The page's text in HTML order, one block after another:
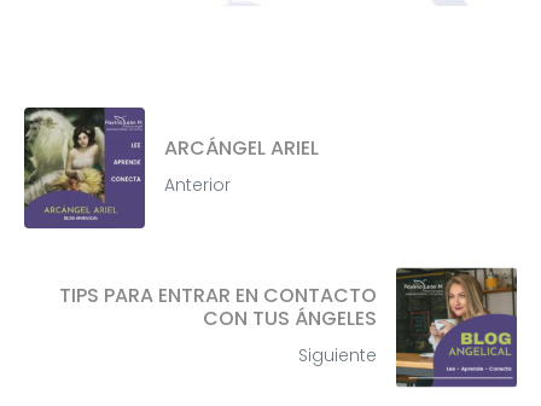
ARCÁNGEL ARIEL
Anterior
TIPS PARA ENTRAR EN CONTACTO
CON TUS ÁNGELES
Siguiente